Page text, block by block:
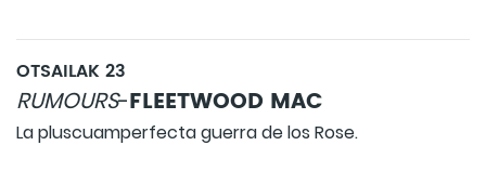
OTSAILAK 23
RUMOURS-FLEETWOOD MAC
La pluscuamperfecta guerra de los Rose.